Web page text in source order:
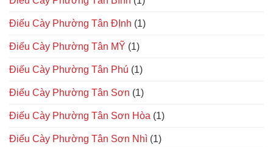
Điếu Cày Phường Tân ĐỊnh (1)
Điếu Cày Phường Tân MỸ (1)
Điếu Cày Phường Tân Phú (1)
Điếu Cày Phường Tân Sơn (1)
Điếu Cày Phường Tân Sơn Hòa (1)
Điếu Cày Phường Tân Sơn Nhì (1)